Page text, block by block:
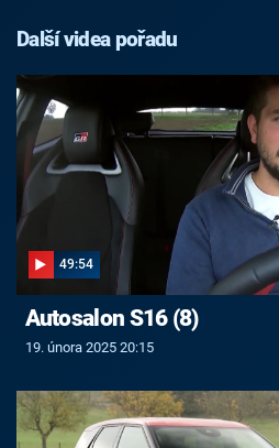
Další videa pořadu
49:54
Autosalon S16 (8)
19. února 2025 20:15